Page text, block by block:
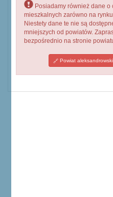
Posiadamy również dane
mieszkalnych zarówno na
Niestety dane te nie są
mniejszych od powiatów.
bezpośrednio na stronie
Powiat